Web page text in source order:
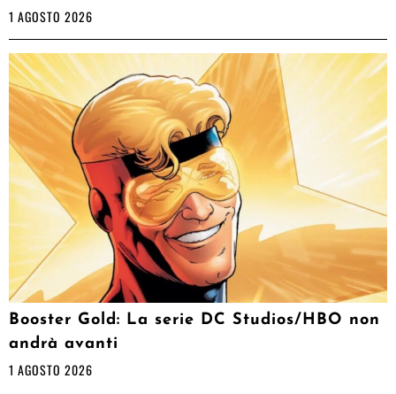
1 AGOSTO 2026
Booster Gold: La serie DC Studios/HBO non
andrà avanti
1 AGOSTO 2026